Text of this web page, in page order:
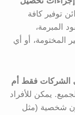
توفير كافة
المبرمة،
المختومة، أو أي
الشركات فقط أم
يمكن للأفراد
شخصية (مثل